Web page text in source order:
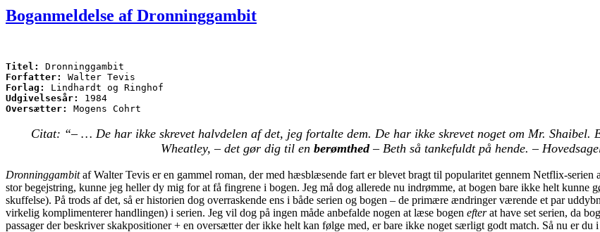
Boganmeldelse af Dronninggambit
Titel:
Forfatter:
Forlag:
Udgivelsesår:
Oversætter:
Mogens Cohrt
Citat: “– … De har ikke skrevet halvdelen af det, jeg fortalte dem. De har ikke skrevet noget om Mr.
Wheatley, – det gør dig til en berømthed– Beth så tankefuldt på hende. –
Dronninggambitaf Walter Tevis er en gammel roman, der med hæsblæsende fart er blevet bragt til popularitet gennem Netflix-serien
stor begejstring, kunne jeg heller dy mig for at få fingrene i bogen. Jeg må dog allerede nu indrømme, at bogen bare ikke helt
skuffelse). På trods af det, så er historien dog overraskende ens i både serien og bogen – de primære ændringer værende et par
virkelig komplimenterer handlingen) i serien. Jeg vil dog på ingen måde anbefalde nogen at læse bogen efterat have set serien, da
passager der beskriver skakpositioner + en oversætter der ikke helt kan følge med, er bare ikke noget særligt godt match. Så nu er